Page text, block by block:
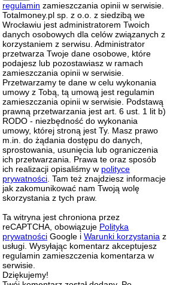
regulamin zamieszczania opinii w serwisie.
Totalmoney.pl sp. z o.o. z siedzibą we
Wrocławiu jest administratorem Twoich
danych osobowych dla celów związanych z
korzystaniem z serwisu. Administrator
przetwarza Twoje dane osobowe, które
podajesz lub pozostawiasz w ramach
zamieszczania opinii w serwisie.
Przetwarzamy te dane w celu wykonania
umowy z Tobą, tą umową jest regulamin
zamieszczania opinii w serwisie. Podstawą
prawną przetwarzania jest art. 6 ust. 1 lit b)
RODO - niezbędność do wykonania
umowy, której stroną jest Ty. Masz prawo
m.in. do żądania dostępu do danych,
sprostowania, usunięcia lub ograniczenia
ich przetwarzania. Prawa te oraz sposób
ich realizacji opisaliśmy w polityce
prywatności . Tam też znajdziesz informacje
jak zakomunikować nam Twoją wolę
skorzystania z tych praw.
Ta witryna jest chroniona przez
reCAPTCHA, obowiązuje Polityka
prywatności Google i Warunki korzystania z
usługi. Wysyłając komentarz akceptujesz
regulamin zamieszczenia komentarza w
serwisie.
Dziękujemy!